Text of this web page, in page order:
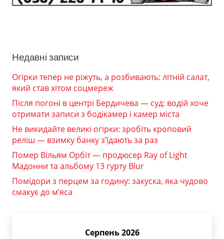
Недавні записи
Огірки тепер не ріжуть, а розбивають: літній салат,
який став хітом соцмереж
Після погоні в центрі Бердичева — суд: водій хоче
отримати записи з бодікамер і камер міста
Не викидайте великі огірки: зробіть кроповий
реліш — взимку банку з’їдають за раз
Помер Вільям Орбіт — продюсер Ray of Light
Мадонни та альбому 13 гурту Blur
Помідори з перцем за годину: закуска, яка чудово
смакує до м’яса
Серпень 2026